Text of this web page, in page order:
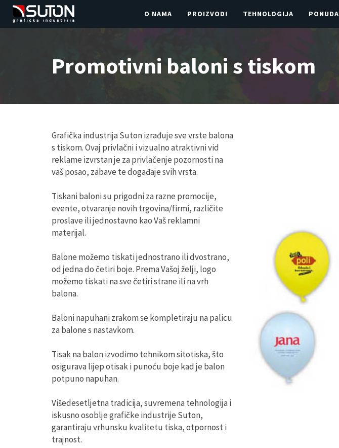
O NAMA PROIZVODI TEHNOLOGIJA PONUDA
Promotivni baloni s tiskom
Grafička industrija Suton izrađuje sve vrste balona
s tiskom. Ovaj privlačni i vizualno atraktivni vid
reklame izvrstan je za privlačenje pozornosti na
vaš posao, zabave te događaje svih vrsta.
Tiskani baloni su prigodni za razne promocije,
evente, otvaranje novih trgovina/firmi, različite
proslave ili jednostavno kao Vaš reklamni
materijal.
Balone možemo tiskati jednostrano ili dvostrano,
od jedna do četiri boje. Prema Vašoj želji, logo
možemo tiskati na sve četiri strane ili na vrh
balona.
Baloni napuhani zrakom se kompletiraju na palicu
za balone s nastavkom.
Tisak na balon izvodimo tehnikom sitotiska, što
osigurava lijep otisak i punoću boje kad je balon
potpuno napuhan.
Višedesetljetna tradicija, suvremena tehnologija i
iskusno osoblje grafičke industrije Suton,
garantiraju vrhunsku kvalitetu tiska, otpornost i
trajnost.